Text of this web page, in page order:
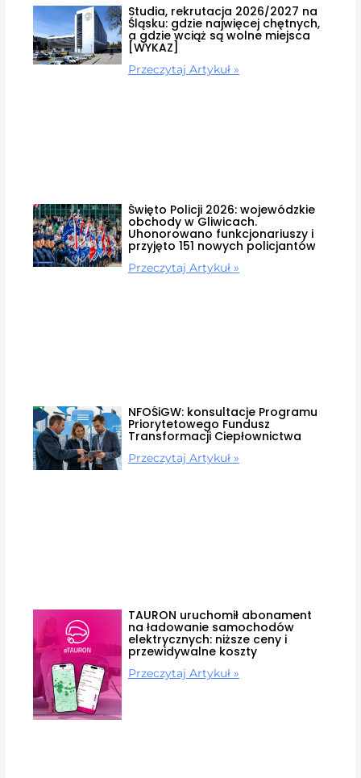
Studia, rekrutacja 2026/2027 na
Śląsku: gdzie najwięcej chętnych,
a gdzie wciąż są wolne miejsca
[WYKAZ]
Przeczytaj Artykuł »
Święto Policji 2026: wojewódzkie
obchody w Gliwicach.
Uhonorowano funkcjonariuszy i
przyjęto 151 nowych policjantów
Przeczytaj Artykuł »
NFOŚiGW: konsultacje Programu
Priorytetowego Fundusz
Transformacji Ciepłownictwa
Przeczytaj Artykuł »
TAURON uruchomił abonament
na ładowanie samochodów
elektrycznych: niższe ceny i
przewidywalne koszty
Przeczytaj Artykuł »